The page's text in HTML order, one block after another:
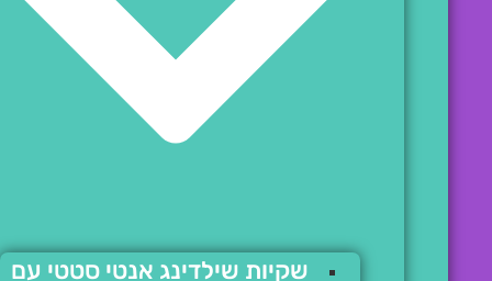
שקיות שילדינג אנטי סטטי עם